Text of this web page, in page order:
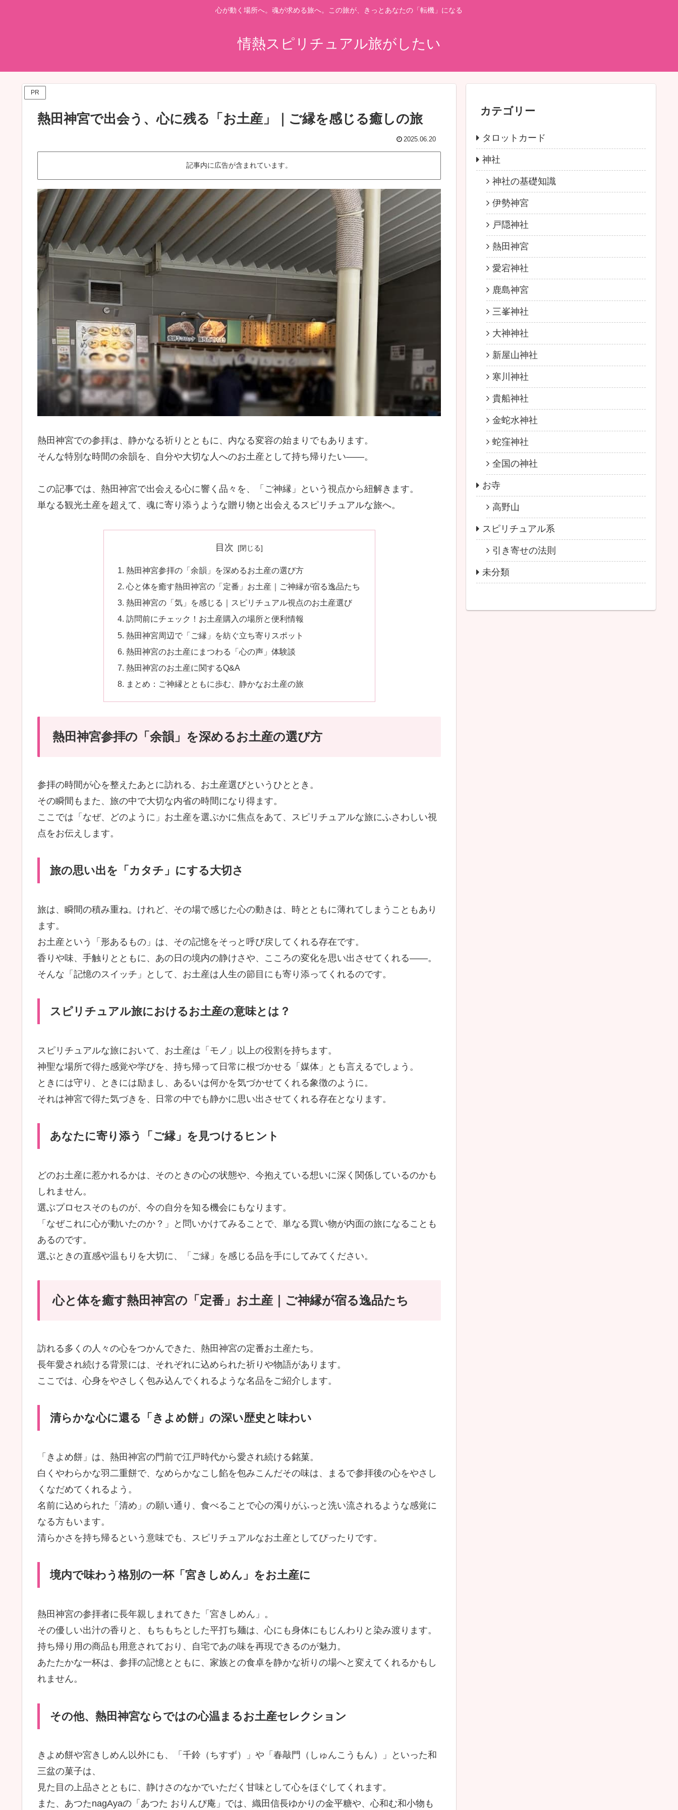
心が動く場所へ。魂が求める旅へ。この旅が、きっとあなたの「転機」になる
情熱スピリチュアル旅がしたい
PR
熱田神宮で出会う、心に残る「お土産」｜ご縁を感じる癒しの旅
2025.06.20
記事内に広告が含まれています。
熱田神宮での参拝は、静かなる祈りとともに、内なる変容の始まりでもあります。
そんな特別な時間の余韻を、自分や大切な人へのお土産として持ち帰りたい——。
この記事では、熱田神宮で出会える心に響く品々を、「ご神縁」という視点から紐解きます。
単なる観光土産を超えて、魂に寄り添うような贈り物と出会えるスピリチュアルな旅へ。
目次
熱田神宮参拝の「余韻」を深めるお土産の選び方
心と体を癒す熱田神宮の「定番」お土産｜ご神縁が宿る逸品たち
熱田神宮の「気」を感じる｜スピリチュアル視点のお土産選び
訪問前にチェック！お土産購入の場所と便利情報
熱田神宮周辺で「ご縁」を紡ぐ立ち寄りスポット
熱田神宮のお土産にまつわる「心の声」体験談
熱田神宮のお土産に関するQ&A
まとめ：ご神縁とともに歩む、静かなお土産の旅
熱田神宮参拝の「余韻」を深めるお土産の選び方
参拝の時間が心を整えたあとに訪れる、お土産選びというひととき。
その瞬間もまた、旅の中で大切な内省の時間になり得ます。
ここでは「なぜ、どのように」お土産を選ぶかに焦点をあて、スピリチュアルな旅にふさわしい視
点をお伝えします。
旅の思い出を「カタチ」にする大切さ
旅は、瞬間の積み重ね。けれど、その場で感じた心の動きは、時とともに薄れてしまうこともあり
ます。
お土産という「形あるもの」は、その記憶をそっと呼び戻してくれる存在です。
香りや味、手触りとともに、あの日の境内の静けさや、こころの変化を思い出させてくれる——。
そんな「記憶のスイッチ」として、お土産は人生の節目にも寄り添ってくれるのです。
スピリチュアル旅におけるお土産の意味とは？
スピリチュアルな旅において、お土産は「モノ」以上の役割を持ちます。
神聖な場所で得た感覚や学びを、持ち帰って日常に根づかせる「媒体」とも言えるでしょう。
ときには守り、ときには励まし、あるいは何かを気づかせてくれる象徴のように。
それは神宮で得た気づきを、日常の中でも静かに思い出させてくれる存在となります。
あなたに寄り添う「ご縁」を見つけるヒント
どのお土産に惹かれるかは、そのときの心の状態や、今抱えている想いに深く関係しているのかも
しれません。
選ぶプロセスそのものが、今の自分を知る機会にもなります。
「なぜこれに心が動いたのか？」と問いかけてみることで、単なる買い物が内面の旅になることも
あるのです。
選ぶときの直感や温もりを大切に、「ご縁」を感じる品を手にしてみてください。
心と体を癒す熱田神宮の「定番」お土産｜ご神縁が宿る逸品たち
訪れる多くの人々の心をつかんできた、熱田神宮の定番お土産たち。
長年愛され続ける背景には、それぞれに込められた祈りや物語があります。
ここでは、心身をやさしく包み込んでくれるような名品をご紹介します。
清らかな心に還る「きよめ餅」の深い歴史と味わい
「きよめ餅」は、熱田神宮の門前で江戸時代から愛され続ける銘菓。
白くやわらかな羽二重餅で、なめらかなこし餡を包みこんだその味は、まるで参拝後の心をやさし
くなだめてくれるよう。
名前に込められた「清め」の願い通り、食べることで心の濁りがふっと洗い流されるような感覚に
なる方もいます。
清らかさを持ち帰るという意味でも、スピリチュアルなお土産としてぴったりです。
境内で味わう格別の一杯「宮きしめん」をお土産に
熱田神宮の参拝者に長年親しまれてきた「宮きしめん」。
その優しい出汁の香りと、もちもちとした平打ち麺は、心にも身体にもじんわりと染み渡ります。
持ち帰り用の商品も用意されており、自宅であの味を再現できるのが魅力。
あたたかな一杯は、参拝の記憶とともに、家族との食卓を静かな祈りの場へと変えてくれるかもし
れません。
その他、熱田神宮ならではの心温まるお土産セレクション
きよめ餅や宮きしめん以外にも、「千鈴（ちすず）」や「春敲門（しゅんこうもん）」といった和
三盆の菓子は、
見た目の上品さとともに、静けさのなかでいただく甘味として心をほぐしてくれます。
また、あつたnagAyaの「あつた おりんぴ庵」では、織田信長ゆかりの金平糖や、心和む和小物も
カテゴリー
タロットカード
神社
神社の基礎知識
伊勢神宮
戸隠神社
熱田神宮
愛宕神社
鹿島神宮
三峯神社
大神神社
新屋山神社
寒川神社
貴船神社
金蛇水神社
蛇窪神社
全国の神社
お寺
高野山
スピリチュアル系
引き寄せの法則
未分類